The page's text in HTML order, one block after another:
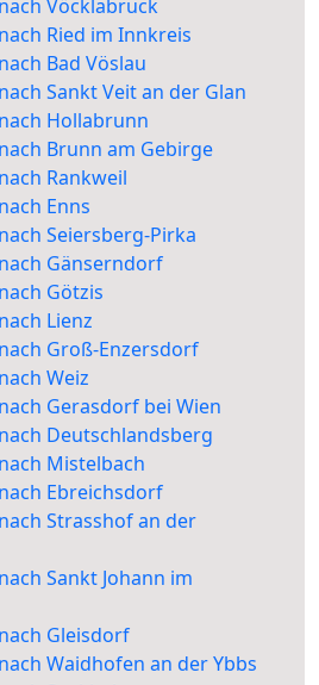
Vöcklabruck
Ried im Innkreis
Bad Vöslau
Sankt Veit an der Glan
Hollabrunn
Brunn am Gebirge
Rankweil
Enns
Seiersberg-Pirka
Gänserndorf
Götzis
Lienz
Groß-Enzersdorf
Weiz
Gerasdorf bei Wien
Deutschlandsberg
Mistelbach
Ebreichsdorf
Strasshof an der
Sankt Johann im
Gleisdorf
Waidhofen an der Ybbs